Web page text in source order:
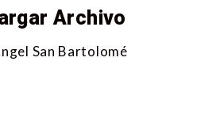
Archivo
San Bartolomé